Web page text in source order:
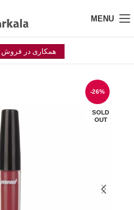
MENU
همکاری در فروش
-26%
SOLD
OUT